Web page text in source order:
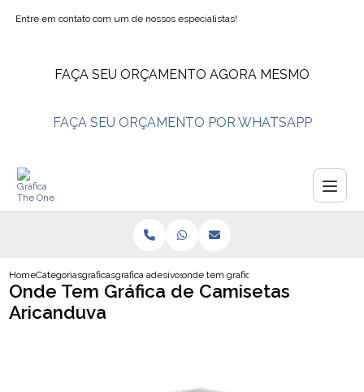
Entre em contato com um de nossos especialistas!
FAÇA SEU ORÇAMENTO AGORA MESMO
FAÇA SEU ORÇAMENTO POR WHATSAPP
HomeCategoriasgraficasgrafica adesivosonde tem grafica de camisetas
Onde Tem Gráfica de Camisetas
Aricanduva